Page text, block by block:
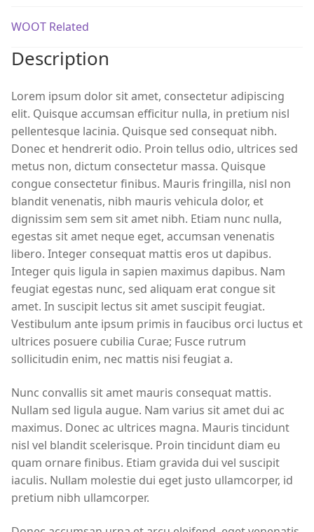
WOOT Related
Description
Lorem ipsum dolor sit amet, consectetur adipiscing
elit. Quisque accumsan efficitur nulla, in pretium nisl
pellentesque lacinia. Quisque sed consequat nibh.
Donec et hendrerit odio. Proin tellus odio, ultrices sed
metus non, dictum consectetur massa. Quisque
congue consectetur finibus. Mauris fringilla, nisl non
blandit venenatis, nibh mauris vehicula dolor, et
dignissim sem sem sit amet nibh. Etiam nunc nulla,
egestas sit amet neque eget, accumsan venenatis
libero. Integer consequat mattis eros ut dapibus.
Integer quis ligula in sapien maximus dapibus. Nam
feugiat egestas nunc, sed aliquam erat congue sit
amet. In suscipit lectus sit amet suscipit feugiat.
Vestibulum ante ipsum primis in faucibus orci luctus et
ultrices posuere cubilia Curae; Fusce rutrum
sollicitudin enim, nec mattis nisi feugiat a.
Nunc convallis sit amet mauris consequat mattis.
Nullam sed ligula augue. Nam varius sit amet dui ac
maximus. Donec ac ultrices magna. Mauris tincidunt
nisl vel blandit scelerisque. Proin tincidunt diam eu
quam ornare finibus. Etiam gravida dui vel suscipit
iaculis. Nullam molestie dui eget justo ullamcorper, id
pretium nibh ullamcorper.